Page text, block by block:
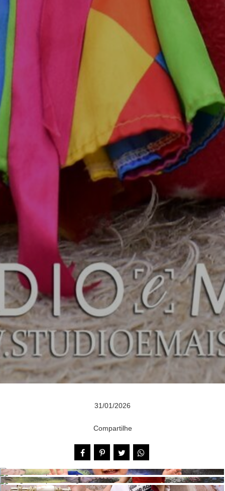
31/01/2026
Compartilhe